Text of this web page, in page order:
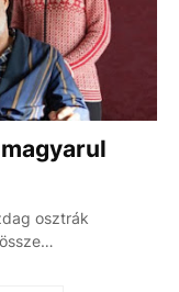
osztrák